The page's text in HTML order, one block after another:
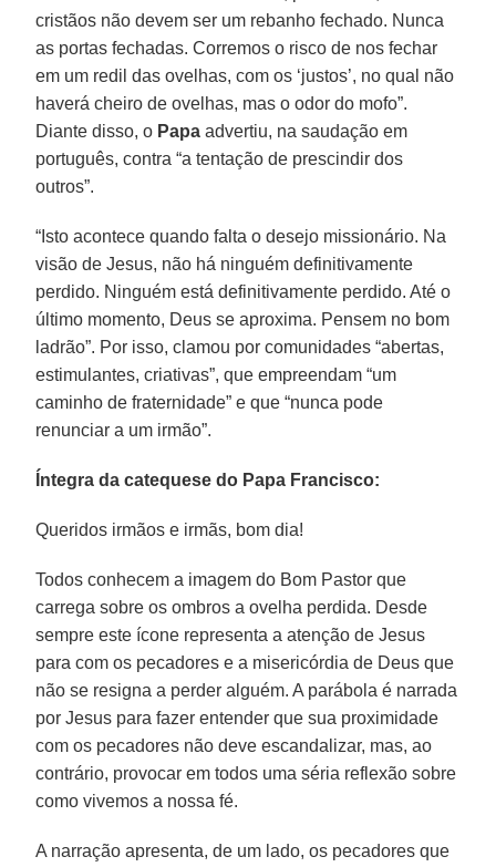
cristãos não devem ser um rebanho fechado. Nunca
as portas fechadas. Corremos o risco de nos fechar
em um redil das ovelhas, com os ‘justos’, no qual não
haverá cheiro de ovelhas, mas o odor do mofo”.
Diante disso, o Papa advertiu, na saudação em
português, contra “a tentação de prescindir dos
outros”.
“Isto acontece quando falta o desejo missionário. Na
visão de Jesus, não há ninguém definitivamente
perdido. Ninguém está definitivamente perdido. Até o
último momento, Deus se aproxima. Pensem no bom
ladrão”. Por isso, clamou por comunidades “abertas,
estimulantes, criativas”, que empreendam “um
caminho de fraternidade” e que “nunca pode
renunciar a um irmão”.
Íntegra da catequese do Papa Francisco:
Queridos irmãos e irmãs, bom dia!
Todos conhecem a imagem do Bom Pastor que
carrega sobre os ombros a ovelha perdida. Desde
sempre este ícone representa a atenção de Jesus
para com os pecadores e a misericórdia de Deus que
não se resigna a perder alguém. A parábola é narrada
por Jesus para fazer entender que sua proximidade
com os pecadores não deve escandalizar, mas, ao
contrário, provocar em todos uma séria reflexão sobre
como vivemos a nossa fé.
A narração apresenta, de um lado, os pecadores que